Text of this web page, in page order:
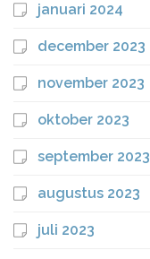
januari 2024
december 2023
november 2023
oktober 2023
september 2023
augustus 2023
juli 2023